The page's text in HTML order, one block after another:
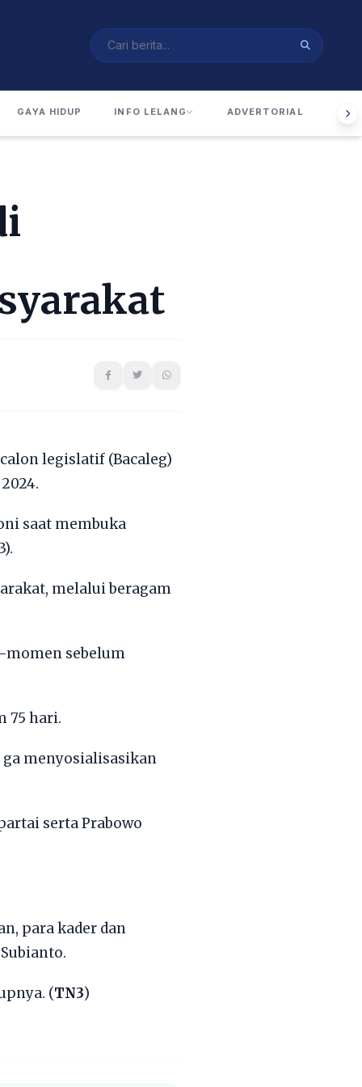
GAYA HIDUP INFO LELANG ADVERTORIAL
legislatif (Bacaleg)
saat membuka
melalui beragam
momen sebelum
75 hari.
ga menyosialisasikan
serta Prabowo
para kader dan
(TN3)